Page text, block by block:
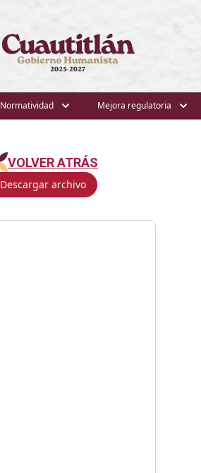
Normatividad Mejora regulatoria
VOLVER ATRÁS
Descargar archivo